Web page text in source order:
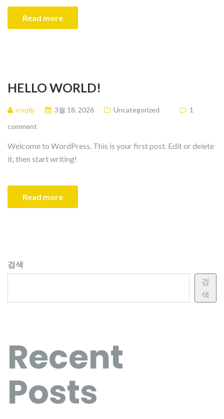
Read more
HELLO WORLD!
rrxqfp 3월 18, 2026 Uncategorized
1
comment
Welcome to WordPress. This is your first post. Edit or delete
it, then start writing!
Read more
검색
검
색
Recent
Posts